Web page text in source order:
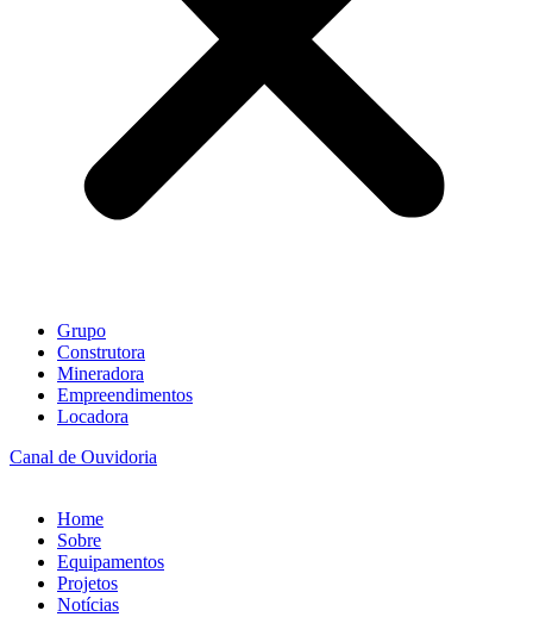
Grupo
Construtora
Mineradora
Empreendimentos
Locadora
Canal de Ouvidoria
Home
Sobre
Equipamentos
Projetos
Notícias